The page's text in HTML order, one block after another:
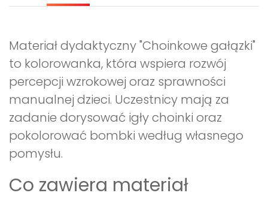
Materiał dydaktyczny "Choinkowe gałązki"
to kolorowanka, która wspiera rozwój
percepcji wzrokowej oraz sprawności
manualnej dzieci. Uczestnicy mają za
zadanie dorysować igły choinki oraz
pokolorować bombki według własnego
pomysłu.
Co zawiera materiał